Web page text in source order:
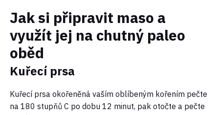
Jak si připravit maso a
využít jej na chutný paleo
oběd
Kuřecí prsa
Kuřecí prsa okořeněná vaším oblíbeným kořením pečte
na 180 stupňů C po dobu 12 minut, pak otočte a pečte